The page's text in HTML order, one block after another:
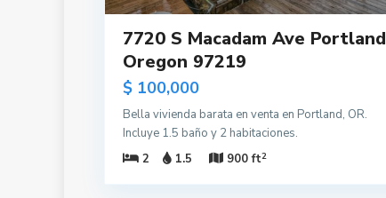
7720 S Macadam Ave Portland
Oregon 97219
$ 100,000
Bella vivienda barata en venta en Portland, OR.
Incluye 1.5 baño y 2 habitaciones.
2
1.5 900 ft2